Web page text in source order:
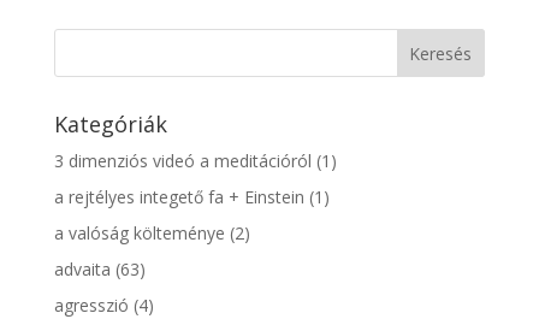
Kategóriák
3 dimenziós videó a meditációról (1)
a rejtélyes integető fa + Einstein (1)
a valóság költeménye (2)
advaita (63)
agresszió (4)